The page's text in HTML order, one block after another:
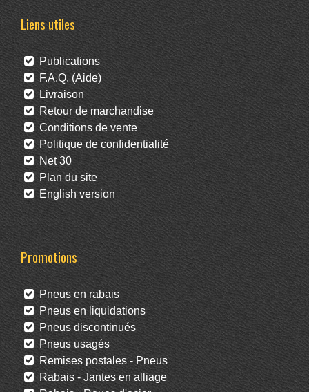
Liens utiles
Publications
F.A.Q. (Aide)
Livraison
Retour de marchandise
Conditions de vente
Politique de confidentialité
Net 30
Plan du site
English version
Promotions
Pneus en rabais
Pneus en liquidations
Pneus discontinués
Pneus usagés
Remises postales - Pneus
Rabais - Jantes en alliage